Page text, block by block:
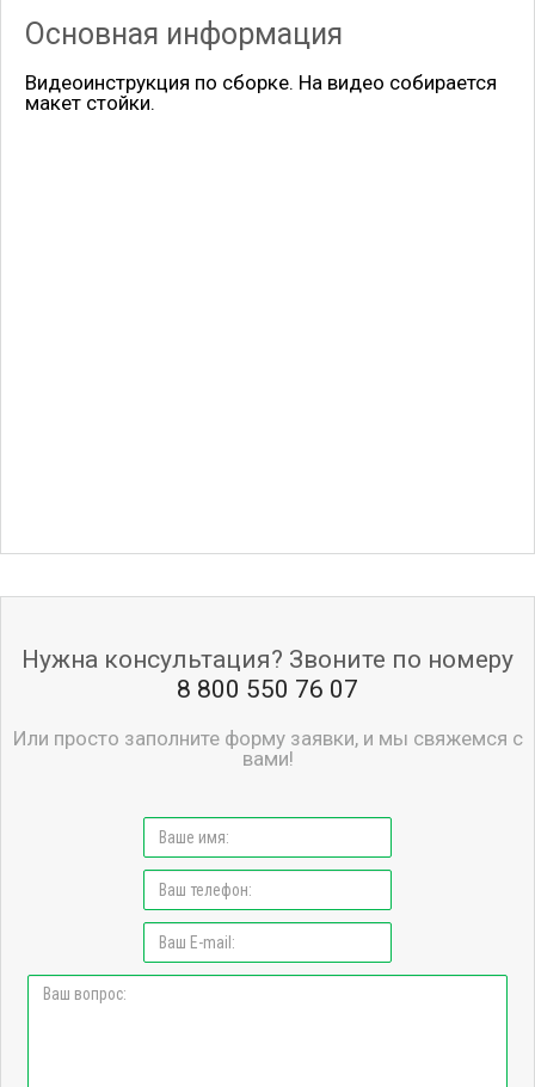
Основная информация
Видеоинструкция по сборке. На видео собирается
макет стойки.
Нужна консультация? Звоните по номеру
8 800 550 76 07
Или просто заполните форму заявки, и мы свяжемся с
вами!